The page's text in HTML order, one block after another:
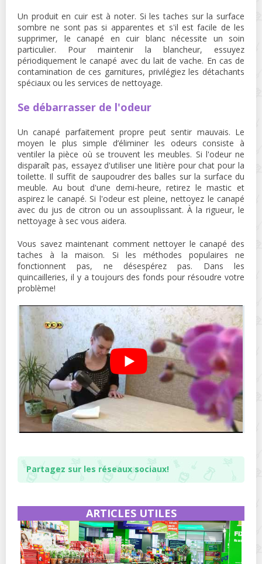
Un produit en cuir est à noter. Si les taches sur la surface
sombre ne sont pas si apparentes et s'il est facile de les
supprimer, le canapé en cuir blanc nécessite un soin
particulier. Pour maintenir la blancheur, essuyez
périodiquement le canapé avec du lait de vache. En cas de
contamination de ces garnitures, privilégiez les détachants
spéciaux ou les services de nettoyage.
Se débarrasser de l'odeur
Un canapé parfaitement propre peut sentir mauvais. Le
moyen le plus simple d’éliminer les odeurs consiste à
ventiler la pièce où se trouvent les meubles. Si l'odeur ne
disparaît pas, essayez d'utiliser une litière pour chat pour la
toilette. Il suffit de saupoudrer des balles sur la surface du
meuble. Au bout d'une demi-heure, retirez le mastic et
aspirez le canapé. Si l'odeur est pleine, nettoyez le canapé
avec du jus de citron ou un assouplissant. À la rigueur, le
nettoyage à sec vous aidera.
Vous savez maintenant comment nettoyer le canapé des
taches à la maison. Si les méthodes populaires ne
fonctionnent pas, ne désespérez pas. Dans les
quincailleries, il y a toujours des fonds pour résoudre votre
problème!
Partagez sur les réseaux sociaux!
ARTICLES UTILES